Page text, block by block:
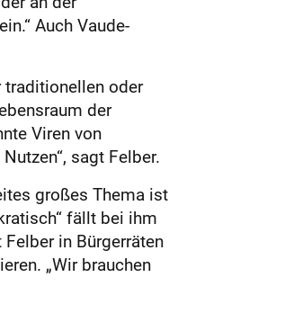
Auch Vaude-
traditionellen oder
der
Viren von
sagt Felber.
großes Thema ist
fällt bei ihm
in Bürgerräten
„Wir brauchen